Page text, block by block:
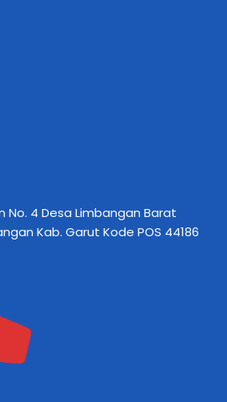
No. 4 Desa Limbangan Barat
Kab. Garut Kode POS 44186